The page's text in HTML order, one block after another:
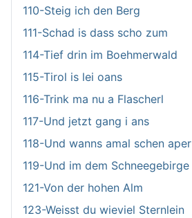
110-Steig ich den Berg
111-Schad is dass scho zum
114-Tief drin im Boehmerwald
115-Tirol is lei oans
116-Trink ma nu a Flascherl
117-Und jetzt gang i ans
118-Und wanns amal schen aper
119-Und im dem Schneegebirge
121-Von der hohen Alm
123-Weisst du wieviel Sternlein